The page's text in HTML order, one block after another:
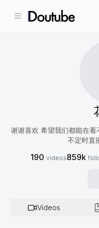
谢谢喜欢 希望我们都能在
不定时直
190 videos859k
Videos